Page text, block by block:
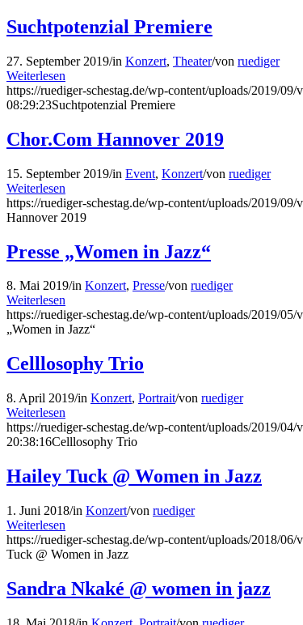
Suchtpotenzial Premiere
27. September 2019/in Konzert, Theater/von ruediger
Weiterlesen
https://ruediger-schestag.de/wp-content/uploads/2019/09/
08:29:23Suchtpotenzial Premiere
Chor.Com Hannover 2019
15. September 2019/in Event, Konzert/von ruediger
Weiterlesen
https://ruediger-schestag.de/wp-content/uploads/2019/09/
Hannover 2019
Presse „Women in Jazz“
8. Mai 2019/in Konzert, Presse/von ruediger
Weiterlesen
https://ruediger-schestag.de/wp-content/uploads/2019/05/
„Women in Jazz“
Celllosophy Trio
8. April 2019/in Konzert, Portrait/von ruediger
Weiterlesen
https://ruediger-schestag.de/wp-content/uploads/2019/04/
20:38:16Celllosophy Trio
Hailey Tuck @ Women in Jazz
1. Juni 2018/in Konzert/von ruediger
Weiterlesen
https://ruediger-schestag.de/wp-content/uploads/2018/06/
Tuck @ Women in Jazz
Sandra Nkaké @ women in jazz